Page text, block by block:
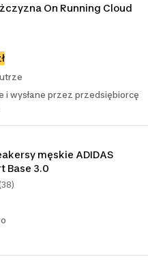
On Running Cloud
i wysłane przez przedsiębiorcę
męskie ADIDAS
Base 3.0
(38)